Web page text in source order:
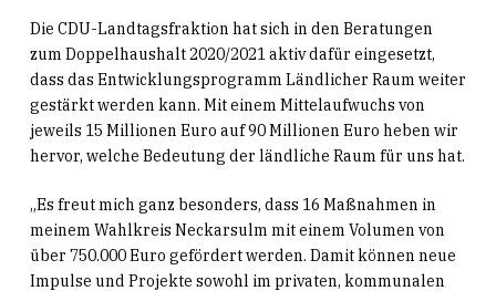
Die CDU-Landtagsfraktion hat sich in den Beratungen
zum Doppelhaushalt 2020/2021 aktiv dafür eingesetzt,
dass das Entwicklungsprogramm Ländlicher Raum weiter
gestärkt werden kann. Mit einem Mittelaufwuchs von
jeweils 15 Millionen Euro auf 90 Millionen Euro heben wir
hervor, welche Bedeutung der ländliche Raum für uns hat.
„Es freut mich ganz besonders, dass 16 Maßnahmen in
meinem Wahlkreis Neckarsulm mit einem Volumen von
über 750.000 Euro gefördert werden. Damit können neue
Impulse und Projekte sowohl im privaten, kommunalen